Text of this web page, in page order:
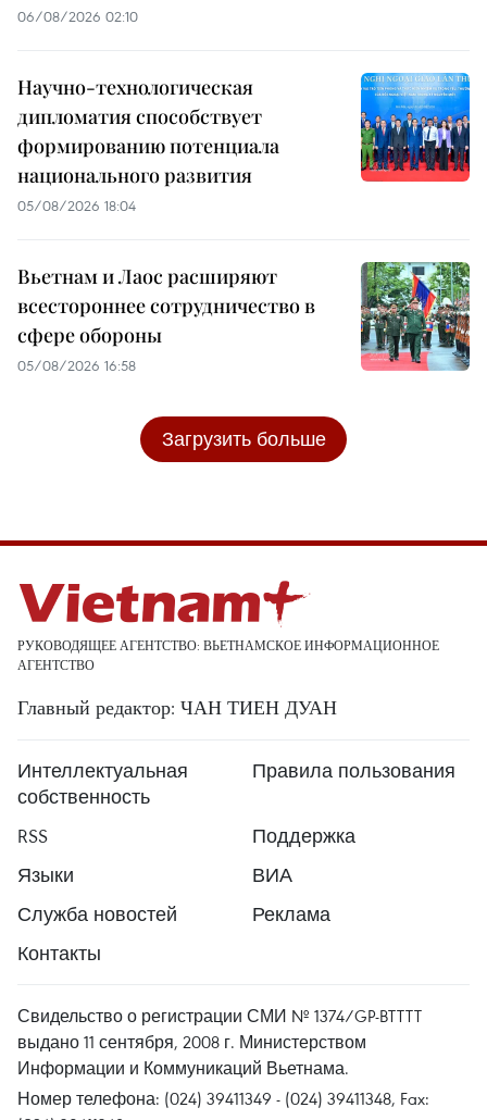
06/08/2026 02:10
Научно-технологическая
дипломатия способствует
формированию потенциала
национального развития
05/08/2026 18:04
Вьетнам и Лаос расширяют
всестороннее сотрудничество в
сфере обороны
05/08/2026 16:58
Загрузить больше
РУКОВОДЯЩЕЕ АГЕНТСТВО: ВЬЕТНАМСКОЕ ИНФОРМАЦИОННОЕ
АГЕНТСТВО
Главный редактор: ЧАН ТИЕН ДУАН
Интеллектуальная
собственность
Правила пользования
RSS
Поддержка
Языки
ВИА
Служба новостей
Реклама
Контакты
Свидельство о регистрации СМИ № 1374/GP-BTTTT
выдано 11 сентября, 2008 г. Министерством
Информации и Коммуникаций Вьетнама.
Номер телефона: (024) 39411349 - (024) 39411348, Fax: